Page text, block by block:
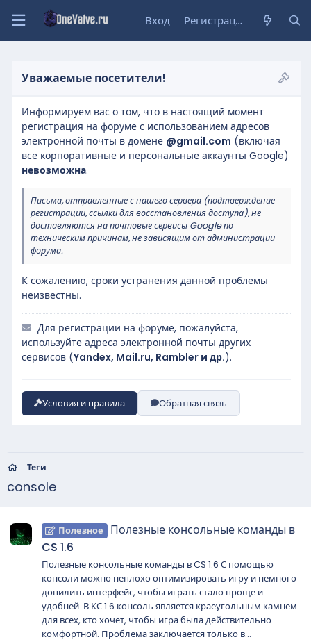
Вход Регистрация
Уважаемые посетители!
Информируем вас о том, что в настоящий момент
регистрация на форуме с использованием адресов
электронной почты в домене @gmail.com (включая
все корпоративные и персональные аккаунты Google)
невозможна.
Письма, отправленные с нашего сервера (подтверждение
регистрации, ссылки для восстановления доступа), не
доставляются на почтовые сервисы Google по
техническим причинам, не зависящим от администрации
форума.
К сожалению, сроки устранения данной проблемы
неизвестны.
Для регистрации на форуме, пожалуйста,
используйте адреса электронной почты других
сервисов (Yandex, Mail.ru, Rambler и др.).
Условия и правила Обратная связь
Теги
console
Полезное
Полезные консольные команды в
CS 1.6
Полезные консольные команды в CS 1.6 С помощью
консоли можно неплохо оптимизировать игру и немного
допилить интерфейс, чтобы играть стало проще и
удобней. В КС 1.6 консоль является краеугольным камнем
для всех, кто хочет, чтобы игра была действительно
комфортной. Проблема заключается только в...